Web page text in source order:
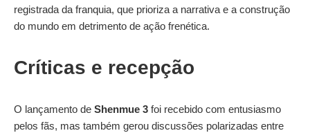
registrada da franquia, que prioriza a narrativa e a construção
do mundo em detrimento de ação frenética.
Críticas e recepção
O lançamento de Shenmue 3 foi recebido com entusiasmo
pelos fãs, mas também gerou discussões polarizadas entre